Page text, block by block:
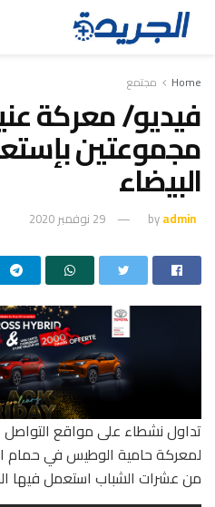
Home مجتمع
فيديو/ معركة
مجموعتين
البيضاء
byadmin 29 نوفمبر 2020
تداول نشطاء على مواقع
لمعركة حامية الوطيس في حمام
من عشرات الشباب استعمل فيها